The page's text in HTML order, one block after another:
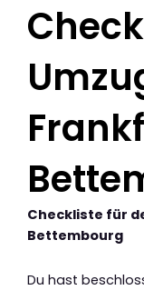
Checkliste für
Bettembourg
Du hast